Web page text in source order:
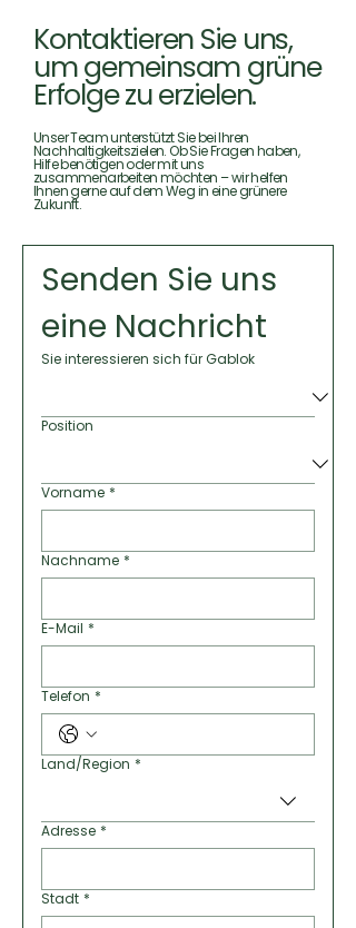
Kontaktieren Sie uns,
um gemeinsam grüne
Erfolge zu erzielen.
Unser Team unterstützt Sie bei Ihren
Nachhaltigkeitszielen. Ob Sie Fragen haben,
Hilfe benötigen oder mit uns
zusammenarbeiten möchten – wir helfen
Ihnen gerne auf dem Weg in eine grünere
Zukunft.
Senden Sie uns
eine Nachricht
Sie interessieren sich für Gablok
Position
Vorname *
Nachname *
E-Mail *
Telefon *
Mehrzeilige Adresse
Land/Region *
Adresse *
Stadt *